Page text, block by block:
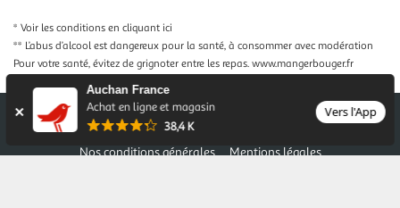
Auchan France
Achat en ligne et magasin
38,4 K
Vers l'App
* Voir les conditions en cliquant ici
** L’abus d’alcool est dangereux pour la santé, à consommer avec modération
Pour votre santé, évitez de grignoter entre les repas. www.mangerbouger.fr
Nos conditions générales
Mentions légales